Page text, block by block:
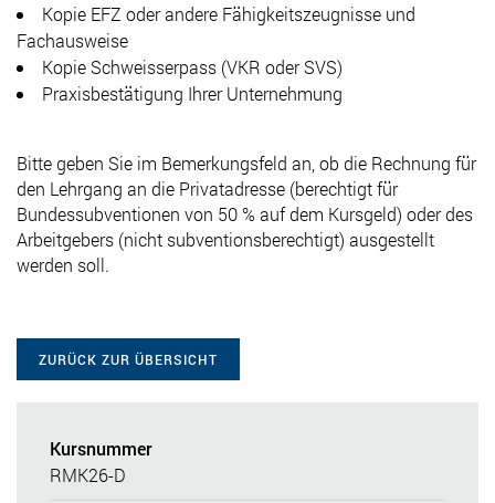
Kopie EFZ oder andere Fähigkeitszeugnisse und
Fachausweise
Kopie Schweisserpass (VKR oder SVS)
Praxisbestätigung Ihrer Unternehmung
Bitte geben Sie im Bemerkungsfeld an, ob die Rechnung für
den Lehrgang an die Privatadresse (berechtigt für
Bundessubventionen von 50 % auf dem Kursgeld) oder des
Arbeitgebers (nicht subventionsberechtigt) ausgestellt
werden soll.
ZURÜCK ZUR ÜBERSICHT
Kursnummer
RMK26-D